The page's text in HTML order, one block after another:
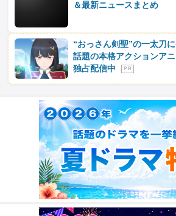
＆最新ニュースまとめ
“おっさん剣聖”の一太刀
話題の本格アクションア
独占配信中
P R